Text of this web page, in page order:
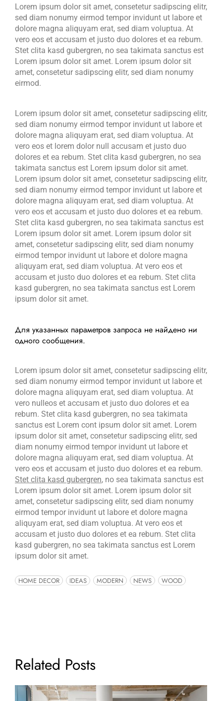
Lorem ipsum dolor sit amet, consetetur sadipscing elitr,
sed diam nonumy eirmod tempor invidunt ut labore et
dolore magna aliquyam erat, sed diam voluptua. At
vero eos et accusam et justo duo dolores et ea rebum.
Stet clita kasd gubergren, no sea takimata sanctus est
Lorem ipsum dolor sit amet. Lorem ipsum dolor sit
amet, consetetur sadipscing elitr, sed diam nonumy
eirmod.
Lorem ipsum dolor sit amet, consetetur sadipscing elitr,
sed diam nonumy eirmod tempor invidunt ut labore et
dolore magna aliquyam erat, sed diam voluptua. At
vero eos et lorem dolor null accusam et justo duo
dolores et ea rebum. Stet clita kasd gubergren, no sea
takimata sanctus est Lorem ipsum dolor sit amet.
Lorem ipsum dolor sit amet, consetetur sadipscing elitr,
sed diam nonumy eirmod tempor invidunt ut labore et
dolore magna aliquyam erat, sed diam voluptua. At
vero eos et accusam et justo duo dolores et ea rebum.
Stet clita kasd gubergren, no sea takimata sanctus est
Lorem ipsum dolor sit amet. Lorem ipsum dolor sit
amet, consetetur sadipscing elitr, sed diam nonumy
eirmod tempor invidunt ut labore et dolore magna
aliquyam erat, sed diam voluptua. At vero eos et
accusam et justo duo dolores et ea rebum. Stet clita
kasd gubergren, no sea takimata sanctus est Lorem
ipsum dolor sit amet.
Для указанных параметров запроса не найдено ни
одного сообщения.
Lorem ipsum dolor sit amet, consetetur sadipscing elitr,
sed diam nonumy eirmod tempor invidunt ut labore et
dolore magna aliquyam erat, sed diam voluptua. At
vero nulleos et accusam et justo duo dolores et ea
rebum. Stet clita kasd gubergren, no sea takimata
sanctus est Lorem cont ipsum dolor sit amet. Lorem
ipsum dolor sit amet, consetetur sadipscing elitr, sed
diam nonumy eirmod tempor invidunt ut labore et
dolore magna aliquyam erat, sed diam voluptua. At
vero eos et accusam et justo duo dolores et ea rebum.
Stet clita kasd gubergren, no sea takimata sanctus est
Lorem ipsum dolor sit amet. Lorem ipsum dolor sit
amet, consetetur sadipscing elitr, sed diam nonumy
eirmod tempor invidunt ut labore et dolore magna
aliquyam erat, sed diam voluptua. At vero eos et
accusam et justo duo dolores et ea rebum. Stet clita
kasd gubergren, no sea takimata sanctus est Lorem
ipsum dolor sit amet.
HOME DECOR IDEAS MODERN NEWS WOOD
Related Posts